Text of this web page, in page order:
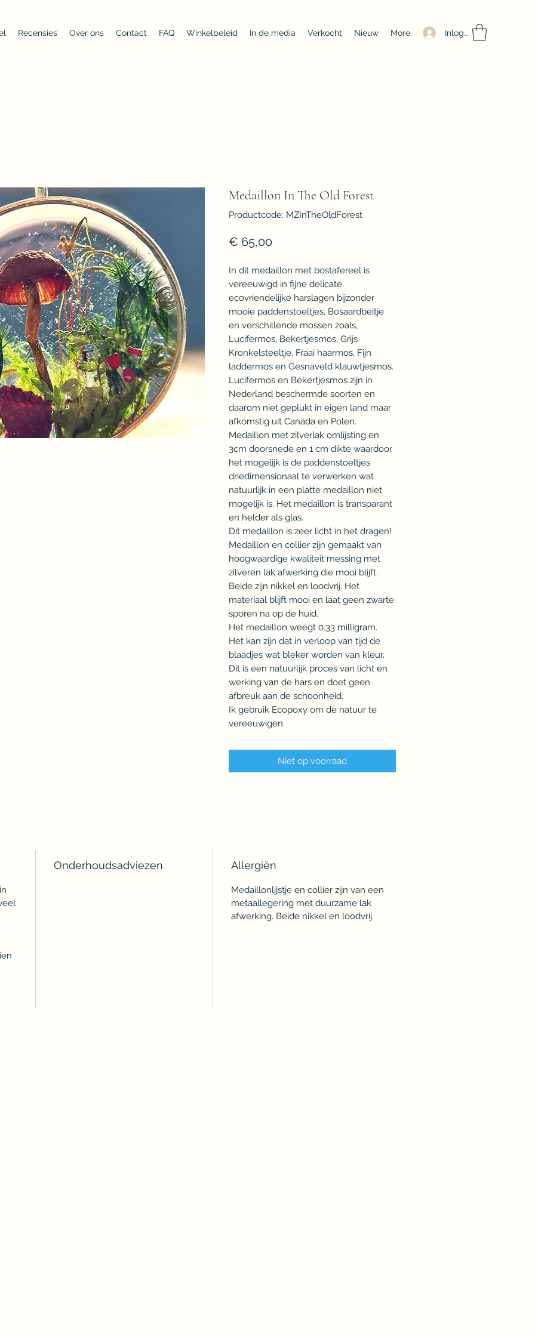
Recensies Over ons Contact FAQ Winkelbeleid In de media Verkocht Nieuw More Inloggen
Medaillon In The Old Forest
Productcode: MZInTheOldForest
€ 65,00Prijs
In dit medaillon met bostafereel is
vereeuwigd in fijne delicate
ecovriendelijke harslagen bijzonder
mooie paddenstoeltjes, Bosaardbeitje
en verschillende mossen zoals,
Lucifermos, Bekertjesmos, Grijs
Kronkelsteeltje, Fraai haarmos, Fijn
laddermos en Gesnaveld klauwtjesmos.
Lucifermos en Bekertjesmos zijn in
Nederland beschermde soorten en
daarom niet geplukt in eigen land maar
afkomstig uit Canada en Polen.
Medaillon met zilverlak omlijsting en
3cm doorsnede en 1 cm dikte waardoor
het mogelijk is de paddenstoeltjes
driedimensionaal te verwerken wat
natuurlijk in een platte medaillon niet
mogelijk is. Het medaillon is transparant
en helder als glas.
Dit medaillon is zeer licht in het dragen!
Medaillon en collier zijn gemaakt van
hoogwaardige kwaliteit messing met
zilveren lak afwerking die mooi blijft.
Beide zijn nikkel en loodvrij. Het
materiaal blijft mooi en laat geen zwarte
sporen na op de huid.
Het medaillon weegt 0.33 milligram.
Het kan zijn dat in verloop van tijd de
blaadjes wat bleker worden van kleur.
Dit is een natuurlijk proces van licht en
werking van de hars en doet geen
afbreuk aan de schoonheid.
Ik gebruik Ecopoxy om de natuur te
vereeuwigen.
Niet op voorraad
Onderhoudsadviezen Allergiën
Medaillonlijstje en collier zijn van een
metaallegering met duurzame lak
afwerking. Beide nikkel en loodvrij.